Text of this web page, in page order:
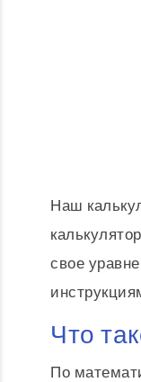
Наш
свое
Что
По